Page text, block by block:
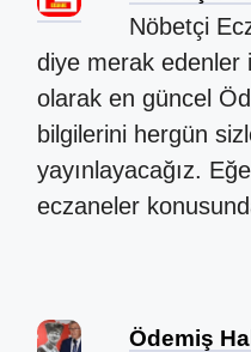
Nöbetçi
diye merak edenler
olarak en güncel
bilgilerini hergün
yayınlayacağız.
eczaneler
Ödemiş